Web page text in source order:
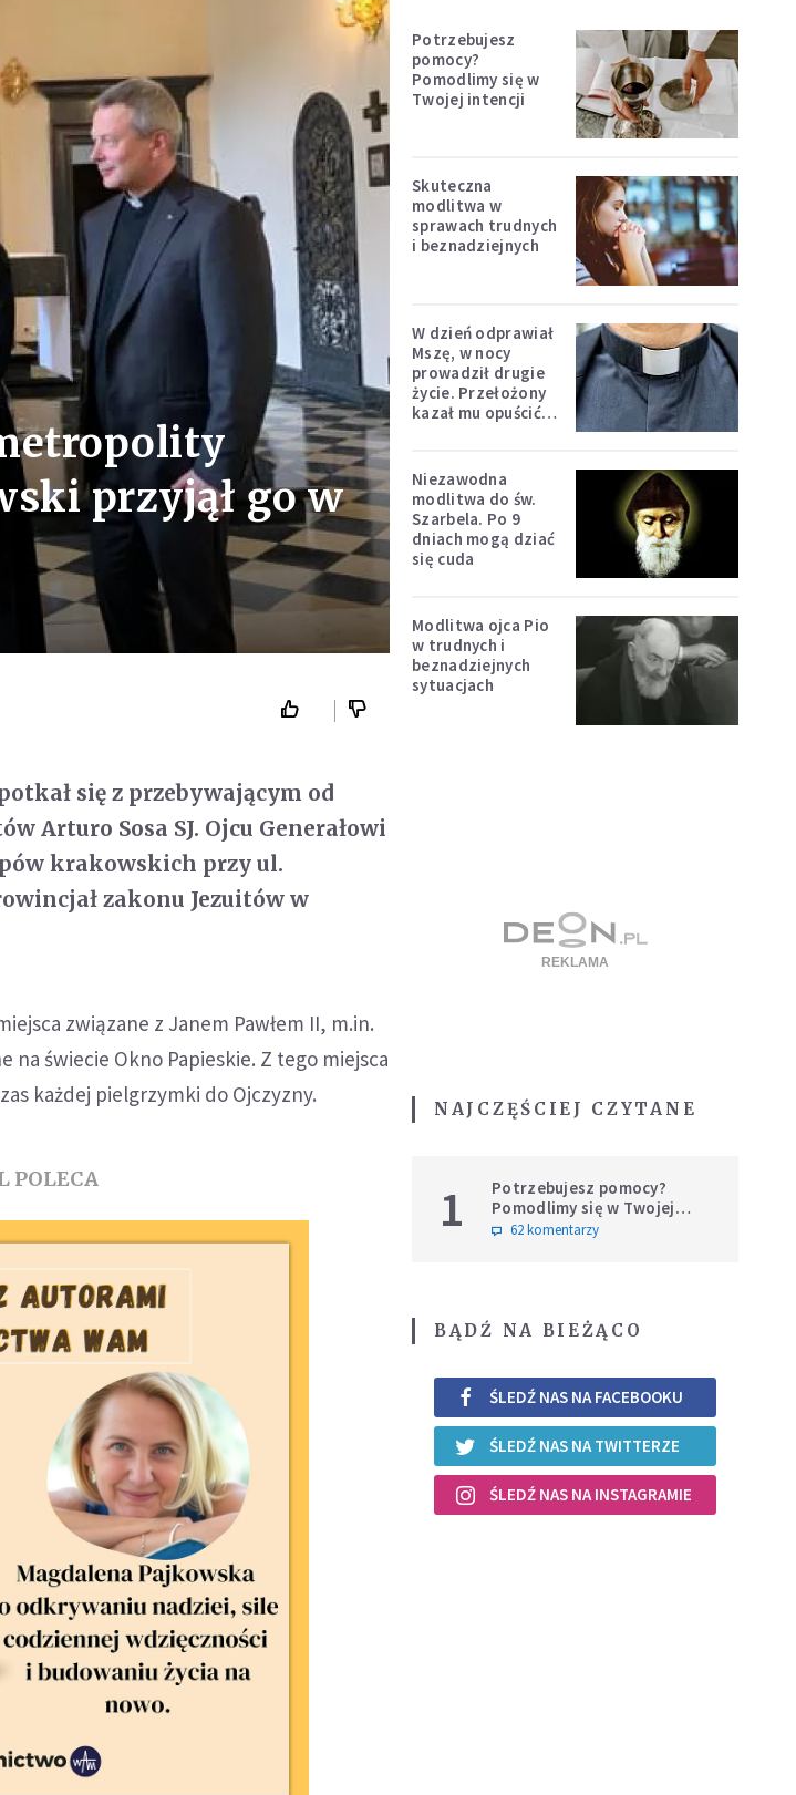
przyjął go w
się z przebywającym od
Arturo Sosa SJ. Ojcu Generałowi
krakowskich przy ul.
zakonu Jezuitów w
związane z Janem Pawłem II, m.in.
na świecie Okno Papieskie. Z tego miejsca
każdej pielgrzymki do Ojczyzny.
POLECA
Potrzebujesz
pomocy?
Pomodlimy się w
Twojej intencji
Skuteczna
modlitwa w
sprawach trudnych
i beznadziejnych
W dzień odprawiał
Mszę, w nocy
prowadził drugie
życie. Przełożony
kazał mu opuścić
Niezawodna
modlitwa do św.
Szarbela. Po 9
dniach mogą dziać
się cuda
Modlitwa ojca Pio
w trudnych i
beznadziejnych
sytuacjach
NAJCZĘŚCIEJ CZYTANE
1
Potrzebujesz pomocy?
Pomodlimy się w Twojej
intencji
62 komentarzy
BĄDŹ NA BIEŻĄCO
ŚLEDŹ NAS NA FACEBOOKU
ŚLEDŹ NAS NA TWITTERZE
ŚLEDŹ NAS NA INSTAGRAMIE